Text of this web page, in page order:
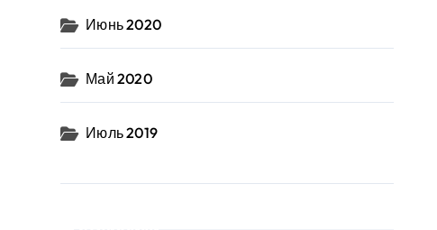
Июнь 2020
Май 2020
Июль 2019